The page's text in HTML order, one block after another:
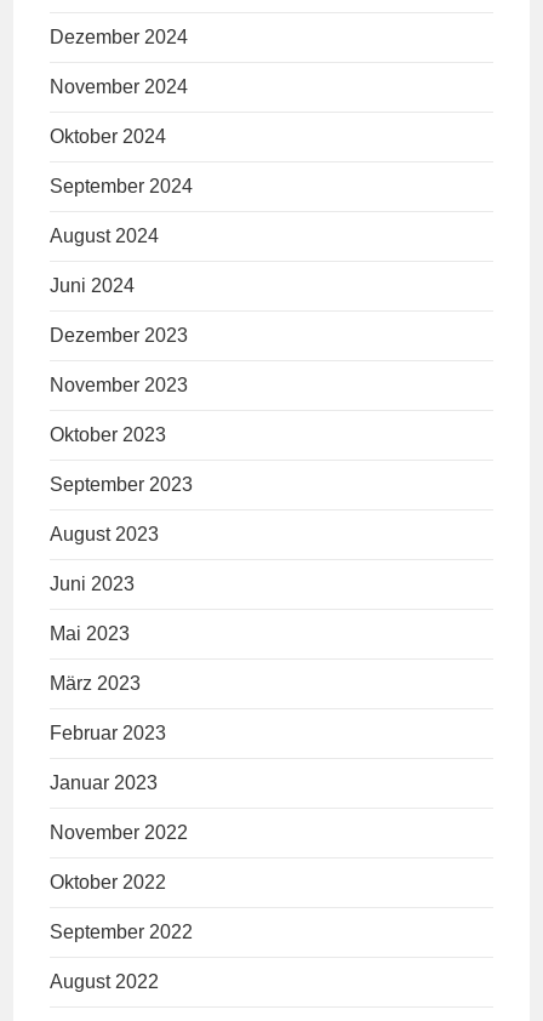
Dezember 2024
November 2024
Oktober 2024
September 2024
August 2024
Juni 2024
Dezember 2023
November 2023
Oktober 2023
September 2023
August 2023
Juni 2023
Mai 2023
März 2023
Februar 2023
Januar 2023
November 2022
Oktober 2022
September 2022
August 2022